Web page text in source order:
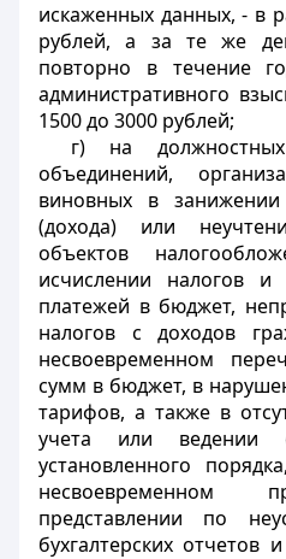
искаженных данных, - в
рублей, а за те же
повторно в течение
административного
1500 до 3000 рублей;
г) на
объединений,
виновных в
(дохода) или
объектов
исчислении налогов и
платежей в бюджет,
налогов с доходов
несвоевременном
сумм в бюджет, в
тарифов, а также в
учета или ведении
установленного
несвоевременном
представлении по
бухгалтерских отчетов